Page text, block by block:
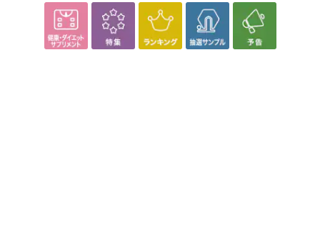
配送伝票番号がマイページに表示されない場合もございます。予
めご了承ください。